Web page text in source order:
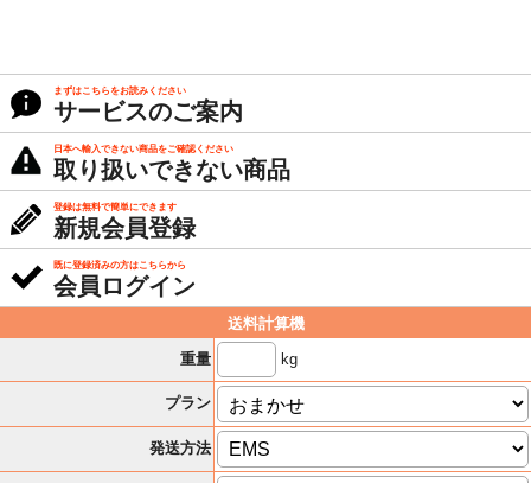
まずはこちらをお読みください
サービスのご案内
日本へ輸入できない商品をご確認ください
取り扱いできない商品
登録は無料で簡単にできます
新規会員登録
既に登録済みの方はこちらから
会員ログイン
送料計算機
重量
kg
プラン
発送方法